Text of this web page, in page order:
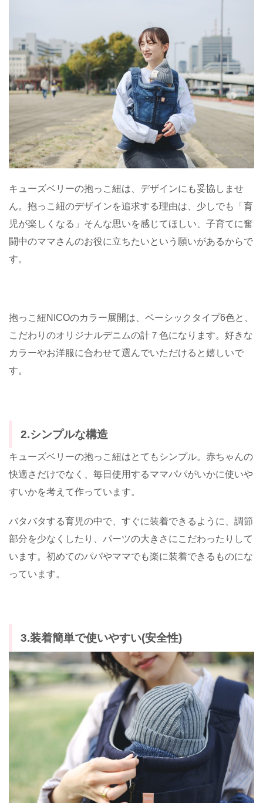
キューズベリーの抱っこ紐は、デザインにも妥協しませ
ん。抱っこ紐のデザインを追求する理由は、少しでも「育
児が楽しくなる」そんな思いを感じてほしい、子育てに奮
闘中のママさんのお役に立ちたいという願いがあるからで
す。
抱っこ紐NICOのカラー展開は、ベーシックタイプ6色と、
こだわりのオリジナルデニムの計７色になります。好きな
カラーやお洋服に合わせて選んでいただけると嬉しいで
す。
2.シンプルな構造
キューズベリーの抱っこ紐はとてもシンプル。赤ちゃんの
快適さだけでなく、毎日使用するママパパがいかに使いや
すいかを考えて作っています。
バタバタする育児の中で、すぐに装着できるように、調節
部分を少なくしたり、パーツの大きさにこだわったりして
います。初めてのパパやママでも楽に装着できるものにな
っています。
3.装着簡単で使いやすい(安全性)